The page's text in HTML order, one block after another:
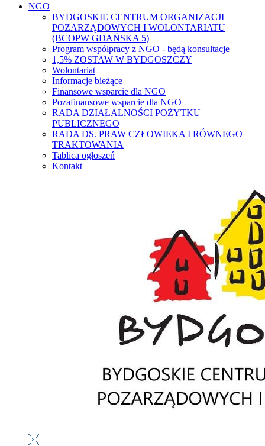
NGO
BYDGOSKIE CENTRUM ORGANIZACJI
POZARZĄDOWYCH I WOLONTARIATU
(BCOPW GDAŃSKA 5)
Program współpracy z NGO - będą konsultacje
1,5% ZOSTAW W BYDGOSZCZY
Wolontariat
Informacje bieżące
Finansowe wsparcie dla NGO
Pozafinansowe wsparcie dla NGO
RADA DZIAŁALNOŚCI POŻYTKU
PUBLICZNEGO
RADA DS. PRAW CZŁOWIEKA I RÓWNEGO
TRAKTOWANIA
Tablica ogłoszeń
Kontakt